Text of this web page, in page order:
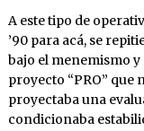
A este tipo de
’90 para acá, se
bajo el menemismo
proyecto “PRO” que
proyectaba una
condicionaba